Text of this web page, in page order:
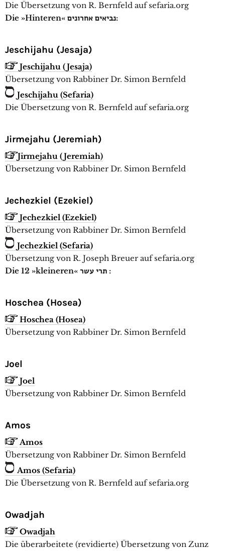
Die Übersetzung von R. Bernfeld auf sefaria.org
Die »Hinteren« נביאים אחרונים:
Jeschijahu (Jesaja)
Jeschijahu (Jesaja)
Übersetzung von Rabbiner Dr. Simon Bernfeld
Jeschijahu (Sefaria)
Die Übersetzung von R. Bernfeld auf sefaria.org
Jirmejahu (Jeremiah)
Jirmejahu (Jeremiah)
Übersetzung von Rabbiner Dr. Simon Bernfeld
Jechezkiel (Ezekiel)
Jechezkiel (Ezekiel)
Übersetzung von Rabbiner Dr. Simon Bernfeld
Jechezkiel (Sefaria)
Übersetzung von R. Joseph Breuer auf sefaria.org
Die 12 »kleineren« תרי עשר‎ :
Hoschea (Hosea)
Hoschea (Hosea)
Übersetzung von Rabbiner Dr. Simon Bernfeld
Joel
Joel
Übersetzung von Rabbiner Dr. Simon Bernfeld
Amos
Amos
Übersetzung von Rabbiner Dr. Simon Bernfeld
Amos (Sefaria)
Die Übersetzung von R. Bernfeld auf sefaria.org
Owadjah
Owadjah
Die überarbeitete (revidierte) Übersetzung von Zunz